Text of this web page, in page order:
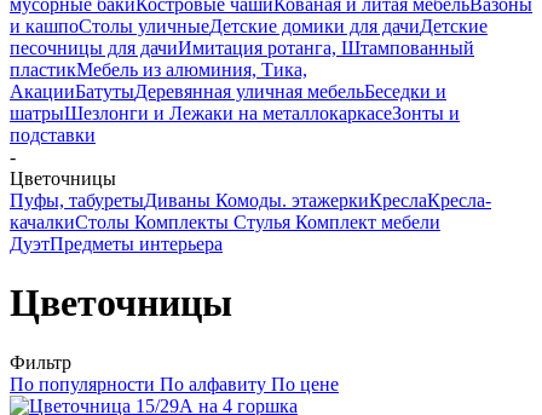
мусорные бакиКостровые чашиКованая и литая мебельВазоны
и кашпоСтолы уличныеДетские домики для дачиДетские
песочницы для дачиИмитация ротанга, Штампованный
пластикМебель из алюминия, Тика,
АкацииБатутыДеревянная уличная мебельБеседки и
шатрыШезлонги и Лежаки на металлокаркасеЗонты и
подставки
-
Цветочницы
Пуфы, табуретыДиваны Комоды. этажеркиКреслаКресла-
качалкиСтолы Комплекты Стулья Комплект мебели
ДуэтПредметы интерьера
Цветочницы
Фильтр
По популярности По алфавиту По цене